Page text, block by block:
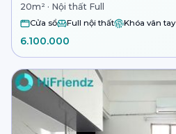
20m² · Nội thất Full
Cửa sổ Full nội thất Khóa vân tay
6.100.000